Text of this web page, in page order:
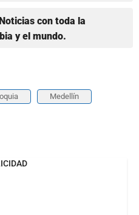
con toda la
y el mundo.
Medellín